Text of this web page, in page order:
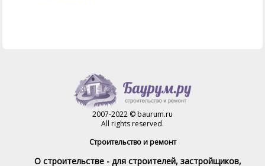
2007-2022 © baurum.ru
All rights reserved.
Строительство и ремонт
О строительстве - для строителей, застройщиков,